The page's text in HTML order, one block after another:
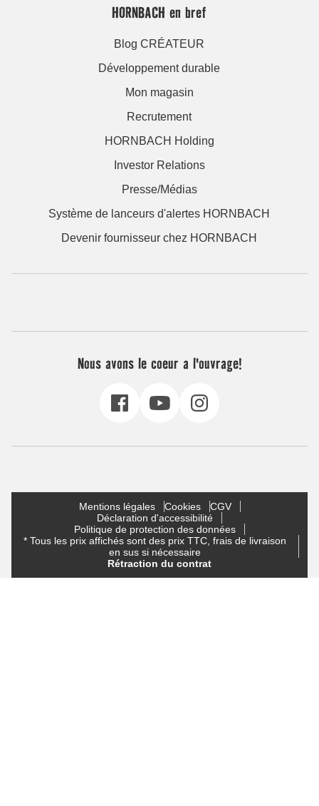
HORNBACH en bref
Blog CRÉATEUR
Développement durable
Mon magasin
Recrutement
HORNBACH Holding
Investor Relations
Presse/Médias
Système de lanceurs d'alertes HORNBACH
Devenir fournisseur chez HORNBACH
Nous avons le coeur a l'ouvrage!
Mentions légales Cookies
CGV
Déclaration d'accessibilité
Politique de protection des données
* Tous les prix affichés sont des prix TTC, frais de livraison
en sus si nécessaire
Rétraction du contrat